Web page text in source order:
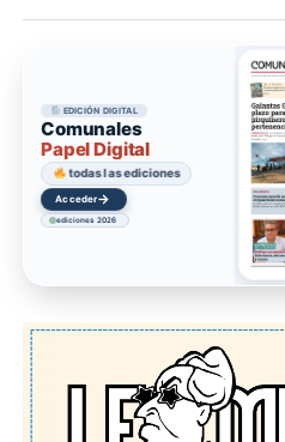
EDICIÓN DIGITAL
Comunales
Papel Digital
todas las ediciones
Acceder→
ediciones 2026